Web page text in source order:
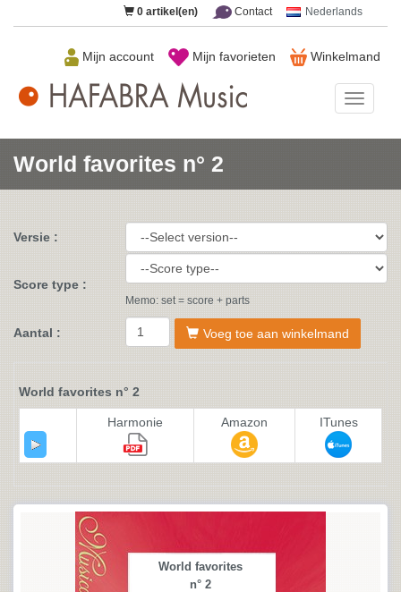
0 artikel(en) Contact Nederlands
Winkelmand
Mijn favorieten
Mijn account
Music
World favorites n° 2
Versie :
Score type :
Memo: set = score + parts
Aantal : Voeg toe aan winkelmand
World favorites n° 2
Harmonie Amazon ITunes
World favorites
n° 2